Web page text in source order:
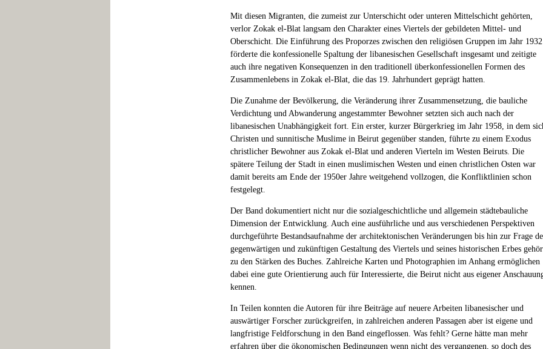
Mit diesen Migranten, die zumeist zur Unterschicht oder unteren Mittelschicht gehörten,
verlor Zokak el-Blat langsam den Charakter eines Viertels der gebildeten Mittel- und
Oberschicht. Die Einführung des Proporzes zwischen den religiösen Gruppen im Jahr 1932
förderte die konfessionelle Spaltung der libanesischen Gesellschaft insgesamt und zeitigte
auch ihre negativen Konsequenzen in den traditionell überkonfessionellen Formen des
Zusammenlebens in Zokak el-Blat, die das 19. Jahrhundert geprägt hatten.
Die Zunahme der Bevölkerung, die Veränderung ihrer Zusammensetzung, die bauliche
Verdichtung und Abwanderung angestammter Bewohner setzten sich auch nach der
libanesischen Unabhängigkeit fort. Ein erster, kurzer Bürgerkrieg im Jahr 1958, in dem
Christen und sunnitische Muslime in Beirut gegenüber standen, führte zu einem Exodus
christlicher Bewohner aus Zokak el-Blat und anderen Vierteln im Westen Beiruts. Die
spätere Teilung der Stadt in einen muslimischen Westen und einen christlichen Osten war
damit bereits am Ende der 1950er Jahre weitgehend vollzogen, die Konfliktlinien schon
festgelegt.
Der Band dokumentiert nicht nur die sozialgeschichtliche und allgemein städtebauliche
Dimension der Entwicklung. Auch eine ausführliche und aus verschiedenen Perspektiven
durchgeführte Bestandsaufnahme der architektonischen Veränderungen bis hin zur Frage
gegenwärtigen und zukünftigen Gestaltung des Viertels und seines historischen Erbes
zu den Stärken des Buches. Zahlreiche Karten und Photographien im Anhang ermöglichen
dabei eine gute Orientierung auch für Interessierte, die Beirut nicht aus eigener
kennen.
In Teilen konnten die Autoren für ihre Beiträge auf neuere Arbeiten libanesischer und
auswärtiger Forscher zurückgreifen, in zahlreichen anderen Passagen aber ist eigene und
langfristige Feldforschung in den Band eingeflossen. Was fehlt? Gerne hätte man mehr
erfahren über die ökonomischen Bedingungen wenn nicht des vergangenen, so doch des